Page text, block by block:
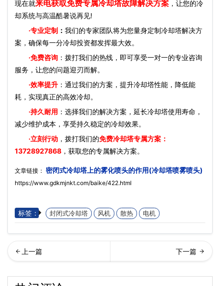
现在就来电获取免费专属冷却塔故障解决方案 ，让您的冷
却系统与高温酷暑说再见!
·专业定制 ： 我们的专家团队将为您量身定制冷却塔解决方
案，确保每一分冷却投资都发挥最大效。
·免费咨询 ：拨打我们的热线，即可享受一对一的专业咨询
服务，让您的问题迎刃而解。
·效率提升 ：通过我们的方案，提升冷却塔性能，降低能
耗，实现真正的高效冷却。
·持久耐用 ：选择我们的解决方案，延长冷却塔使用寿命，
减少维护成本，享受持久稳定的冷却效果。
·立刻行动 ，拨打我们的免费冷却塔专属方案：
13728927868 ，获取您的专属解决方案。
文章链接： 密闭式冷却塔上的雾化喷头的作用(冷却塔喷雾喷头)
https://www.gdkmjnkt.com/baike/422.html
标签： 封闭式冷却塔 风机 散热 电机